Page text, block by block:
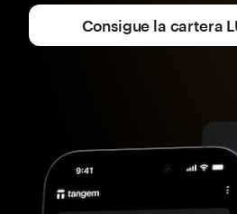
Consigue la cartera